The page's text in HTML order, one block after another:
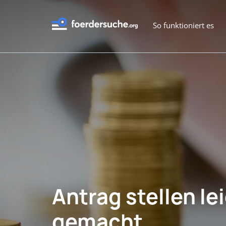
So funktioniert es
Antrag stellen